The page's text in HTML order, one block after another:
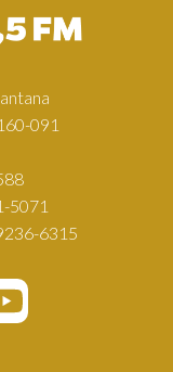
091
5071
6315